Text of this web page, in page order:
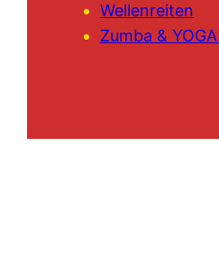
Wellenreiten
Zumba &